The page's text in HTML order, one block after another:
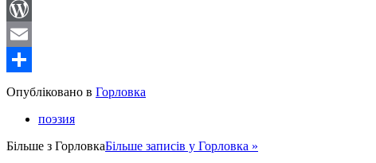
LinkedIn
WordPress
Email
Share
Опубліковано в Горловка
поэзия
Більше з ГорловкаБільше записів у Горловка »